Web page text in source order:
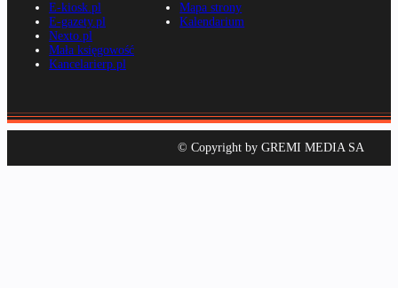
E-kiosk.pl
E-gazety.pl
Nexto.pl
Mała księgowość
Kancelarierp.pl
Mapa strony
Kalendarium
© Copyright by GREMI MEDIA SA